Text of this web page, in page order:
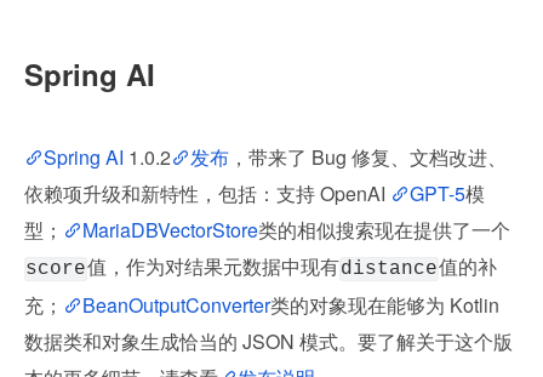
Spring AI
Spring AI 1.0.2 发布 ，带来了 Bug 修复、文档改进、
依赖项升级和新特性，包括：支持 OpenAI
GPT-5模
型；
MariaDBVectorStore类的相似搜索现在提供了一个
score值，作为对结果元数据中现有distance值的补
充；
BeanOutputConverter类的对象现在能够为 Kotlin
数据类和对象生成恰当的 JSON 模式。要了解关于这个版